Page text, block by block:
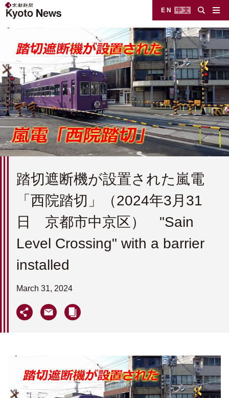
EN 中文
踏切遮断機が設置された嵐電
「西院踏切」（2024年3月31
日 京都市中京区） "Sain
Level Crossing" with a barrier
installed
March 31, 2024